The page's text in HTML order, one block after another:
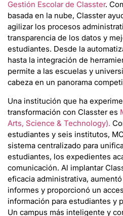
Gestión Escolar de Classter.
basada en la nube, Classter
agilizar los procesos
transparencia de los datos y
estudiantes. Desde la
hasta la integración de
permite a las escuelas y
cabeza en un panorama
Una institución que ha
transformación con Classter es
Arts, Science & Technology).
estudiantes y seis institutos,
sistema centralizado para
estudiantes, los expedientes
comunicación. Al implantar
eficacia administrativa,
informes y proporcionó un
información para estudiantes y
Un campus más inteligente y